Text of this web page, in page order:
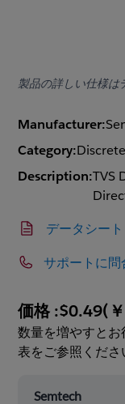
製品の詳しい仕様は
Manufacturer:
Category:
Description:TVS
データシート
サポートに問
価格 :$0.49(
数量を増やすと
表をご参照くださ
Semtech